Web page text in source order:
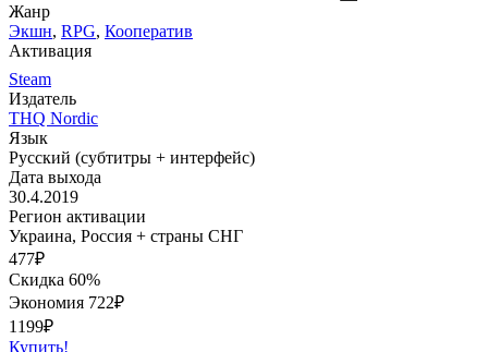
Жанр
Экшн, RPG, Кооператив
Активация
Steam
Издатель
THQ Nordic
Язык
Русский (субтитры + интерфейс)
Дата выхода
30.4.2019
Регион активации
Украина, Россия + страны СНГ
477₽
Скидка 60%
Экономия 722₽
1199₽
Купить!